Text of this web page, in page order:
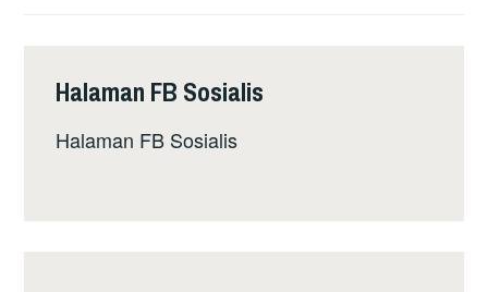
JACINDA
ARDERN
Halaman FB Sosialis
Halaman FB Sosialis